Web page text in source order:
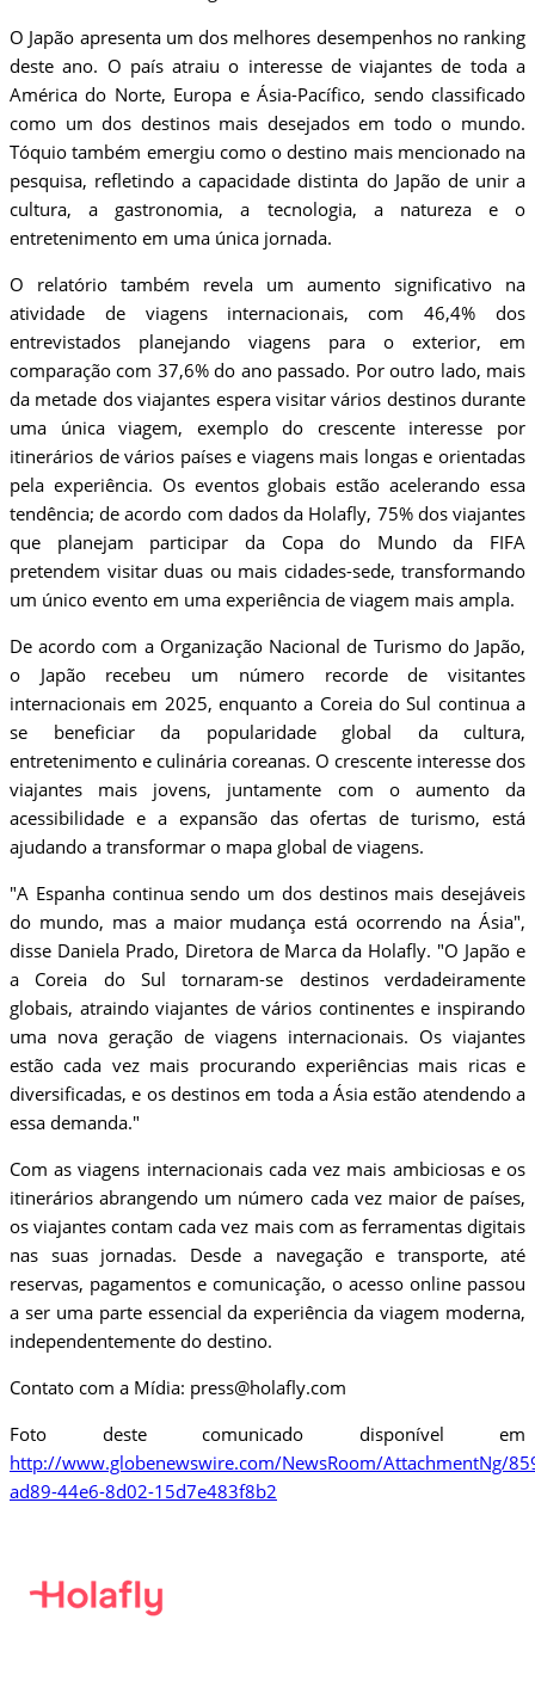
O Japão apresenta um dos melhores desempenhos no ranking
deste ano. O país atraiu o interesse de viajantes de toda a
América do Norte, Europa e Ásia-Pacífico, sendo classificado
como um dos destinos mais desejados em todo o mundo.
Tóquio também emergiu como o destino mais mencionado na
pesquisa, refletindo a capacidade distinta do Japão de unir a
cultura, a gastronomia, a tecnologia, a natureza e o
entretenimento em uma única jornada.
O relatório também revela um aumento significativo na
atividade de viagens internacionais, com 46,4% dos
entrevistados planejando viagens para o exterior, em
comparação com 37,6% do ano passado. Por outro lado, mais
da metade dos viajantes espera visitar vários destinos durante
uma única viagem, exemplo do crescente interesse por
itinerários de vários países e viagens mais longas e orientadas
pela experiência. Os eventos globais estão acelerando essa
tendência; de acordo com dados da Holafly, 75% dos viajantes
que planejam participar da Copa do Mundo da FIFA
pretendem visitar duas ou mais cidades-sede, transformando
um único evento em uma experiência de viagem mais ampla.
De acordo com a Organização Nacional de Turismo do Japão,
o Japão recebeu um número recorde de visitantes
internacionais em 2025, enquanto a Coreia do Sul continua a
se beneficiar da popularidade global da cultura,
entretenimento e culinária coreanas. O crescente interesse dos
viajantes mais jovens, juntamente com o aumento da
acessibilidade e a expansão das ofertas de turismo, está
ajudando a transformar o mapa global de viagens.
"A Espanha continua sendo um dos destinos mais desejáveis
do mundo, mas a maior mudança está ocorrendo na Ásia",
disse Daniela Prado, Diretora de Marca da Holafly. "O Japão e
a Coreia do Sul tornaram-se destinos verdadeiramente
globais, atraindo viajantes de vários continentes e inspirando
uma nova geração de viagens internacionais. Os viajantes
estão cada vez mais procurando experiências mais ricas e
diversificadas, e os destinos em toda a Ásia estão atendendo a
essa demanda."
Com as viagens internacionais cada vez mais ambiciosas e os
itinerários abrangendo um número cada vez maior de países,
os viajantes contam cada vez mais com as ferramentas digitais
nas suas jornadas. Desde a navegação e transporte, até
reservas, pagamentos e comunicação, o acesso online passou
a ser uma parte essencial da experiência da viagem moderna,
independentemente do destino.
Contato com a Mídia: press@holafly.com
Foto deste comunicado disponível em
http://www.globenewswire.com/NewsRoom/AttachmentNg/
ad89-44e6-8d02-15d7e483f8b2